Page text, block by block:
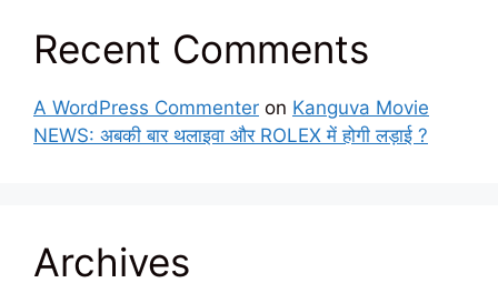
Recent Comments
A WordPress Commenter on Kanguva Movie
NEWS: अबकी बार थलाइवा और ROLEX में होगी लड़ाई ?
Archives